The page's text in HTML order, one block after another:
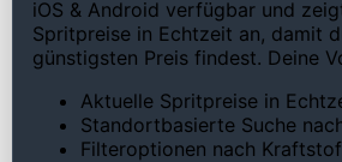
iOS & Android verfügbar und
Spritpreise in Echtzeit an, damit
günstigsten Preis findest. Deine
Aktuelle Spritpreise in
Standortbasierte Suche
Filteroptionen nach